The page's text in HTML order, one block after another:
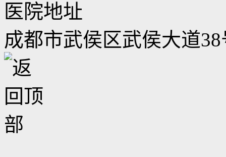
医院地址
成都市武侯区武侯大道38